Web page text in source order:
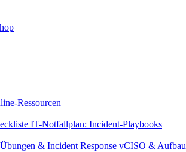
Ressourcen
IT-Notfallplan: Incident-Playbooks
Übungen & Incident Response vCISO & Aufbau